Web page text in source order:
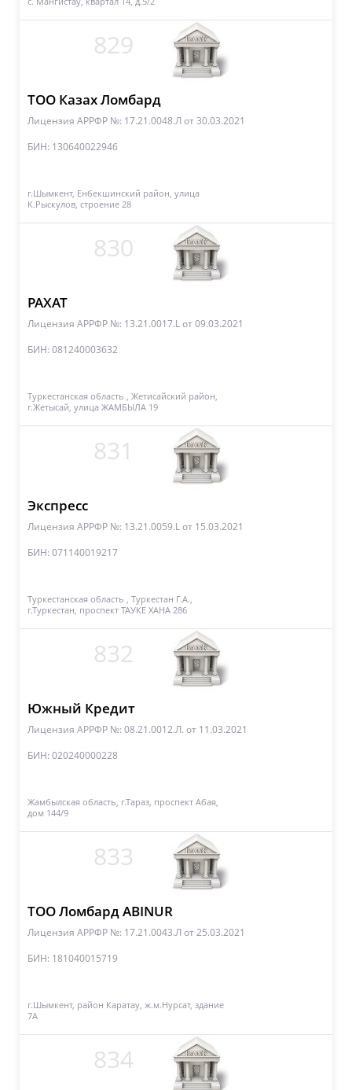
829
ТОО Казах Ломбард
Лицензия АРРФР №: 17.21.0048.Лот 30.03.2021
БИН: 130640022946
г.Шымкент, Енбекшинский район, улица
К.Рыскулов, строение 28
830
РАХАТ
Лицензия АРРФР №: 13.21.0017.Lот 09.03.2021
БИН: 081240003632
Туркестанская область , Жетисайский район,
г.Жетысай, улица ЖАМБЫЛА 19
831
Экспресс
Лицензия АРРФР №: 13.21.0059.Lот 15.03.2021
БИН: 071140019217
Туркестанская область , Туркестан Г.А.,
г.Туркестан, проспект ТАУКЕ ХАНА 286
832
Южный Кредит
Лицензия АРРФР №: 08.21.0012.Л. от 11.03.2021
БИН: 020240000228
Жамбылская область, г.Тараз, проспект Абая,
дом 144/9
833
ТОО Ломбард ABINUR
Лицензия АРРФР №: 17.21.0043.Лот 25.03.2021
БИН: 181040015719
г.Шымкент, район Каратау, ж.м.Нурсат, здание
7А
834